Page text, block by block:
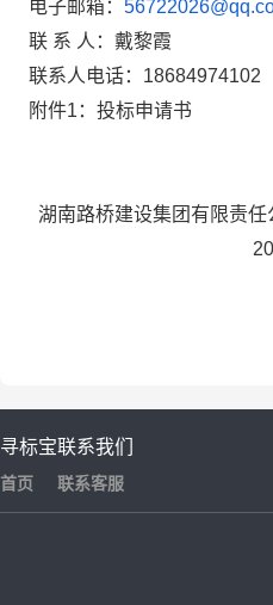
电子邮箱：
联 系 人：戴黎霞
联系人电话：18684974102
附件1：投标申请书
湖南路桥建设集团有限责任
寻标宝
首页
联系我们
联系客服